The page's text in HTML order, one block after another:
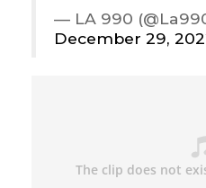
— LA 990
December 29,